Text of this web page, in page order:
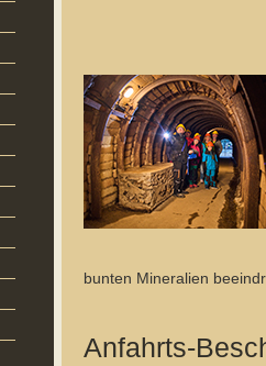
bunten Mineralien
Anfahrts-